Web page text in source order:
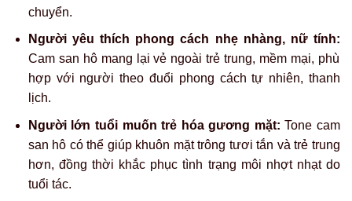
chuyển.
Người yêu thích phong cách nhẹ nhàng, nữ tính:
Cam san hô mang lại vẻ ngoài trẻ trung, mềm mại, phù
hợp với người theo đuổi phong cách tự nhiên, thanh
lịch.
Người lớn tuổi muốn trẻ hóa gương mặt: Tone cam
san hô có thể giúp khuôn mặt trông tươi tắn và trẻ trung
hơn, đồng thời khắc phục tình trạng môi nhợt nhạt do
tuổi tác.